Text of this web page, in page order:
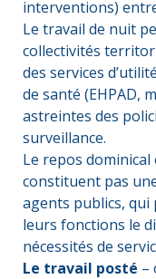
interventions)
Le travail de nuit
collectivités
des services
de santé (EHPAD,
astreintes des
surveillance.
Le repos dominical
constituent pas
agents publics, qui
leurs fonctions le
nécessités de
Le travail posté –